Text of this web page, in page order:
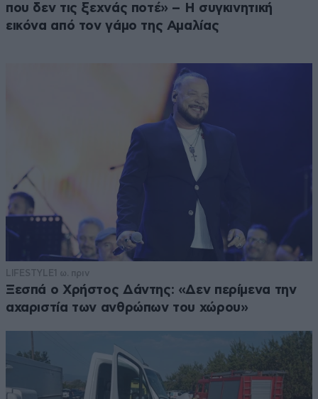
που δεν τις ξεχνάς ποτέ» – Η συγκινητική
εικόνα από τον γάμο της Αμαλίας
LIFESTYLE1 ω. πριν
Ξεσπά ο Χρήστος Δάντης: «Δεν περίμενα την
αχαριστία των ανθρώπων του χώρου»